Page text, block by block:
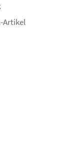
Artikel